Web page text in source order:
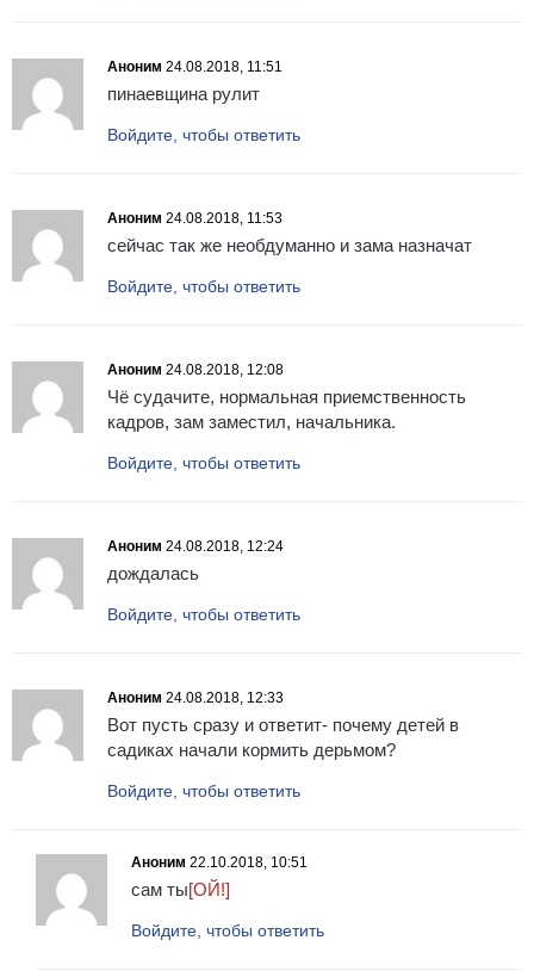
Аноним 24.08.2018, 11:51
пинаевщина рулит
Войдите, чтобы ответить
Аноним 24.08.2018, 11:53
сейчас так же необдуманно и зама назначат
Войдите, чтобы ответить
Аноним 24.08.2018, 12:08
Чё судачите, нормальная приемственность
кадров, зам заместил, начальника.
Войдите, чтобы ответить
Аноним 24.08.2018, 12:24
дождалась
Войдите, чтобы ответить
Аноним 24.08.2018, 12:33
Вот пусть сразу и ответит- почему детей в
садиках начали кормить дерьмом?
Войдите, чтобы ответить
Аноним 22.10.2018, 10:51
сам ты[ОЙ!]
Войдите, чтобы ответить